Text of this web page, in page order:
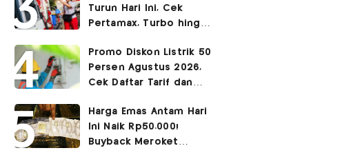
Turun Hari Ini, Cek
Pertamax, Turbo hingga
2026
Promo Diskon Listrik 50
Persen Agustus 2026,
Cek Daftar Tarif dan
Harga Emas Antam Hari
Ini Naik Rp50.000!
Buyback Meroket